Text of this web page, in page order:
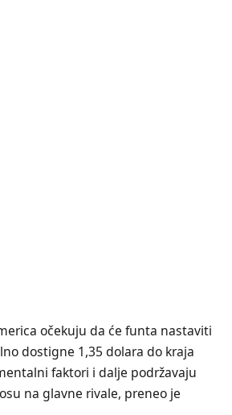
očekuju da će funta nastaviti
dostigne 1,35 dolara do kraja
faktori i dalje podržavaju
na glavne rivale, preneo je